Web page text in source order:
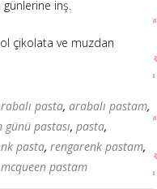
inş.
çikolata ve muzdan
pasta, arabalı pastam,
günü pastası, pasta,
pasta, rengarenk pastam,
pastam